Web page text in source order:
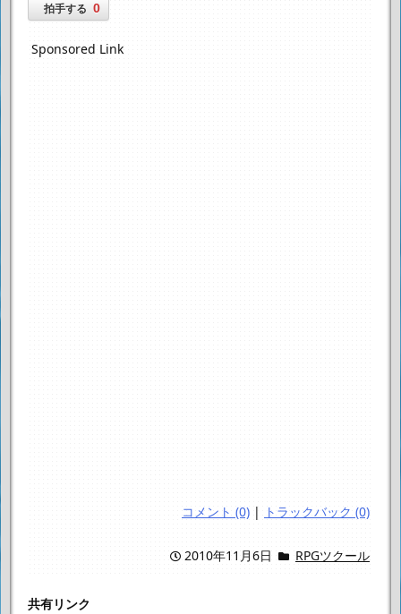
拍手する 0
Sponsored Link
コメント (0) | トラックバック (0)
2010年11月6日 RPGツクール
共有リンク